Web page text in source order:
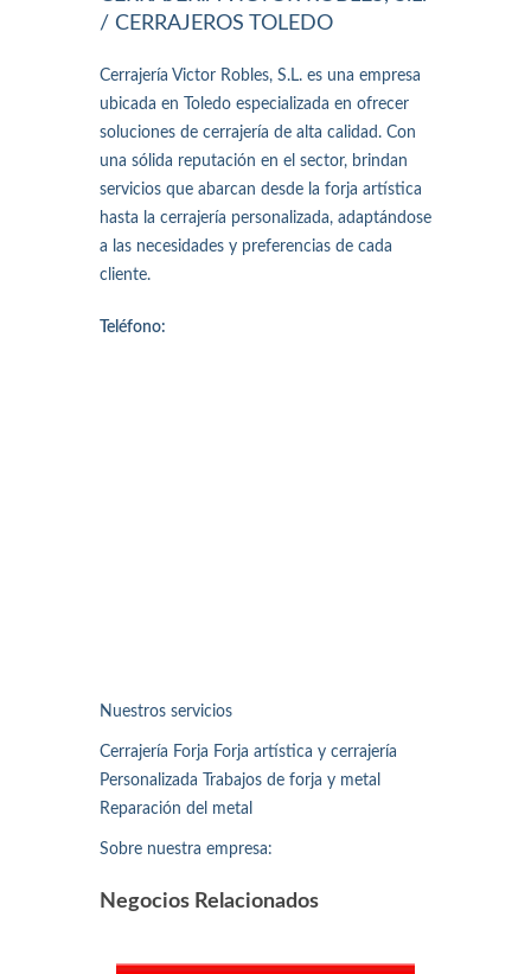
/ CERRAJEROS TOLEDO
Cerrajería Victor Robles, S.L. es una empresa
ubicada en Toledo especializada en ofrecer
soluciones de cerrajería de alta calidad. Con
una sólida reputación en el sector, brindan
servicios que abarcan desde la forja artística
hasta la cerrajería personalizada, adaptándose
a las necesidades y preferencias de cada
cliente.
Teléfono:
Nuestros servicios
Cerrajería Forja Forja artística y cerrajería
Personalizada Trabajos de forja y metal
Reparación del metal
Sobre nuestra empresa:
Negocios Relacionados